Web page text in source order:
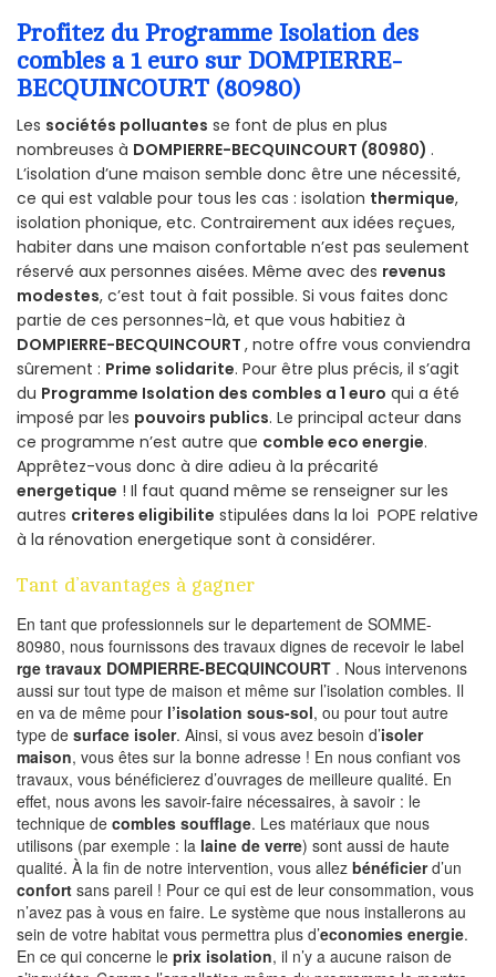
Profitez du Programme Isolation des
combles a 1 euro sur DOMPIERRE-
BECQUINCOURT (80980)
Les sociétés polluantes se font de plus en plus
nombreuses à DOMPIERRE-BECQUINCOURT (80980) .
L’isolation d’une maison semble donc être une nécessité,
ce qui est valable pour tous les cas : isolation thermique,
isolation phonique, etc. Contrairement aux idées reçues,
habiter dans une maison confortable n’est pas seulement
réservé aux personnes aisées. Même avec des revenus
modestes, c’est tout à fait possible. Si vous faites donc
partie de ces personnes-là, et que vous habitiez à
DOMPIERRE-BECQUINCOURT , notre offre vous conviendra
sûrement : Prime solidarite. Pour être plus précis, il s’agit
du Programme Isolation des combles a 1 euro qui a été
imposé par les pouvoirs publics. Le principal acteur dans
ce programme n’est autre que comble eco energie.
Apprêtez-vous donc à dire adieu à la précarité
energetique ! Il faut quand même se renseigner sur les
autres criteres eligibilite stipulées dans la loi POPE relative
à la rénovation energetique sont à considérer.
Tant d’avantages à gagner
En tant que professionnels sur le departement de SOMME-
80980, nous fournissons des travaux dignes de recevoir le label
rge travaux DOMPIERRE-BECQUINCOURT . Nous intervenons
aussi sur tout type de maison et même sur l’isolation combles. Il
en va de même pour l’isolation sous-sol, ou pour tout autre
type de surface isoler. Ainsi, si vous avez besoin d’isoler
maison, vous êtes sur la bonne adresse ! En nous confiant vos
travaux, vous bénéficierez d’ouvrages de meilleure qualité. En
effet, nous avons les savoir-faire nécessaires, à savoir : le
technique de combles soufflage. Les matériaux que nous
utilisons (par exemple : la laine de verre) sont aussi de haute
qualité. À la fin de notre intervention, vous allez bénéficierd’un
confort sans pareil ! Pour ce qui est de leur consommation, vous
n’avez pas à vous en faire. Le système que nous installerons au
sein de votre habitat vous permettra plus d’economies energie.
En ce qui concerne le prix isolation, il n’y a aucune raison de